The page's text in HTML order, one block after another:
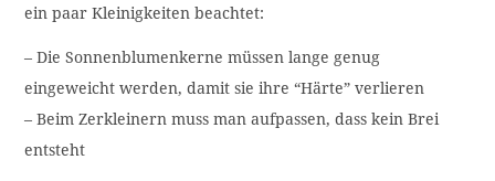
ein paar Kleinigkeiten beachtet:
– Die Sonnenblumenkerne müssen lange genug
eingeweicht werden, damit sie ihre “Härte” verlieren
– Beim Zerkleinern muss man aufpassen, dass kein Brei
entsteht